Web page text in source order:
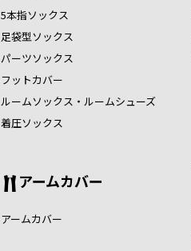
5本指ソックス
足袋型ソックス
パーツソックス
フットカバー
ルームソックス・ルームシューズ
着圧ソックス
アームカバー
アームカバー